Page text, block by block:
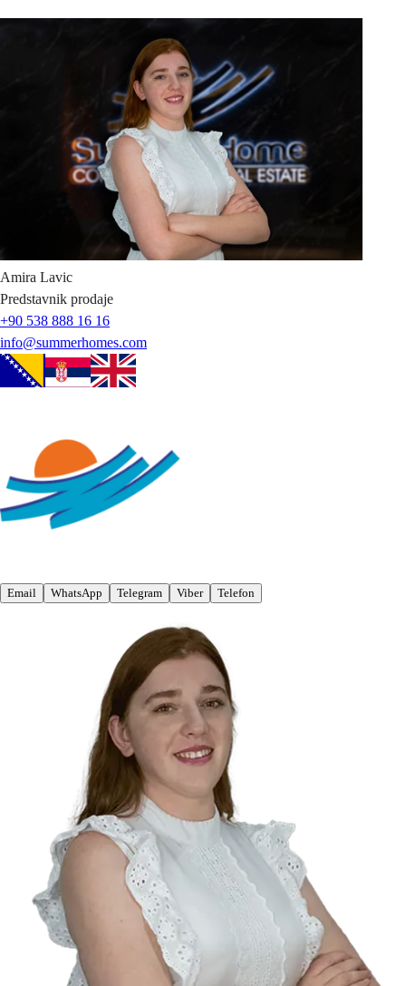
Amira Lavic
Predstavnik prodaje
+90 538 888 16 16
info@summerhomes.com
Email WhatsApp Telegram Viber Telefon